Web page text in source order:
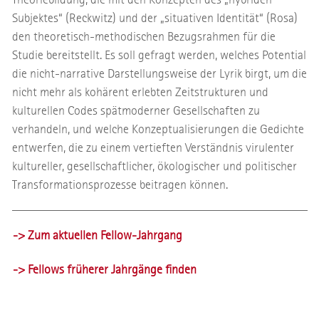
Subjektes“ (Reckwitz) und der „situativen Identität“ (Rosa)
den theoretisch-methodischen Bezugsrahmen für die
Studie bereitstellt. Es soll gefragt werden, welches Potential
die nicht-narrative Darstellungsweise der Lyrik birgt, um die
nicht mehr als kohärent erlebten Zeitstrukturen und
kulturellen Codes spätmoderner Gesellschaften zu
verhandeln, und welche Konzeptualisierungen die Gedichte
entwerfen, die zu einem vertieften Verständnis virulenter
kultureller, gesellschaftlicher, ökologischer und politischer
Transformationsprozesse beitragen können.
-> Zum aktuellen Fellow-Jahrgang
-> Fellows früherer Jahrgänge finden